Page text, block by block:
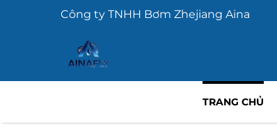
Công ty TNHH Bơm Zhejiang Aina
TRANG CHỦ